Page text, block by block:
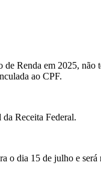
Renda em 2025, não
ao CPF.
Receita Federal.
o dia 15 de julho e